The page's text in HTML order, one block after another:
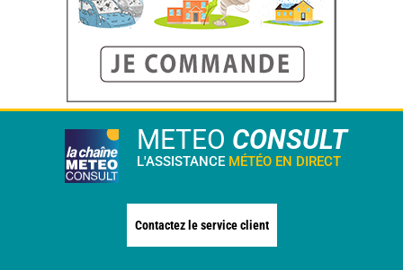
METEO CONSULT
L'ASSISTANCE MÉTÉO EN DIRECT
Contactez le service client